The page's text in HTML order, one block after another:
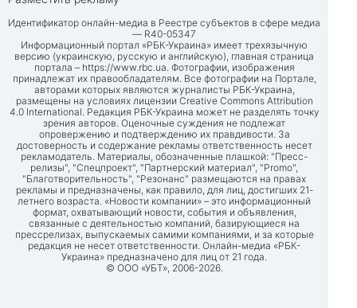
Идентификатор онлайн-медиа в Реестре субъектов в сфере медиа
— R40-05347
Информационный портал «РБК-Украина» имеет трехязычную
версию (украинскую, русскую и английскую), главная страница
портала – https://www.rbc.ua. Фотографии, изображения
принадлежат их правообладателям. Все фотографии на Портале,
авторами которых являются журналисты РБК-Украина,
размещены на условиях лицензии Creative Commons Attribution
4.0 International. Редакция РБК-Украина может не разделять точку
зрения авторов. Оценочные суждения не подлежат
опровержению и подтверждению их правдивости. За
достоверность и содержание рекламы ответственность несет
рекламодатель. Материалы, обозначенные плашкой: "Пресс-
релизы", "Спецпроект", "Партнерский материал", "Promo",
"Благотворительность", "Резонанс" размещаются на правах
рекламы и предназначены, как правило, для лиц, достигших 21-
летнего возраста. «Новости компании» – это информационный
формат, охватывающий новости, события и объявления,
связанные с деятельностью компаний, базирующиеся на
прессрелизах, выпускаемых самими компаниями, и за которые
редакция не несет ответственности. Онлайн-медиа «РБК-
Украина» предназначено для лиц от 21 года.
© ООО «УБТ», 2006-2026.